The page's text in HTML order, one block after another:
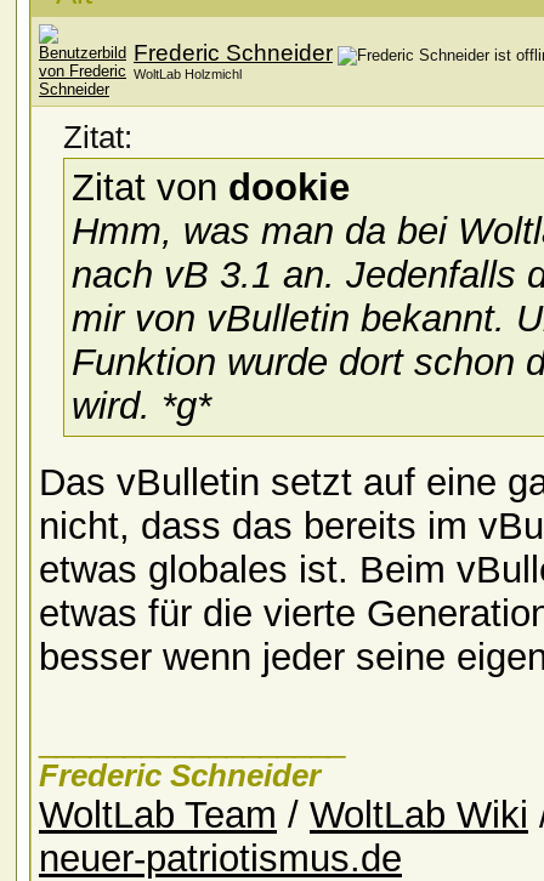
Frederic Schneider
WoltLab Holzmichl
Zitat:
Zitat von dookie
Hmm, was man da bei
nach vB 3.1 an. Jedenfalls
mir von vBulletin bekannt.
Funktion wurde dort schon
wird. *g*
Das vBulletin setzt auf eine
nicht, dass das bereits im
etwas globales ist. Beim
etwas für die vierte
besser wenn jeder seine
Frederic Schneider
WoltLab Team / WoltLab Wiki
neuer-patriotismus.de